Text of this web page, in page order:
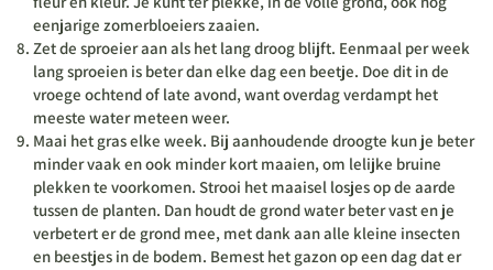
eenjarige zomerbloeiers zaaien.
Zet de sproeier aan als het lang droog blijft. Eenmaal per week
lang sproeien is beter dan elke dag een beetje. Doe dit in de
vroege ochtend of late avond, want overdag verdampt het
meeste water meteen weer.
Maai het gras elke week. Bij aanhoudende droogte kun je beter
minder vaak en ook minder kort maaien, om lelijke bruine
plekken te voorkomen. Strooi het maaisel losjes op de aarde
tussen de planten. Dan houdt de grond water beter vast en je
verbetert er de grond mee, met dank aan alle kleine insecten
en beestjes in de bodem. Bemest het gazon op een dag dat er